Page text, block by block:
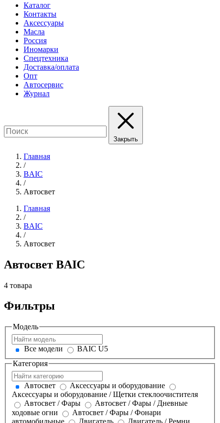
Каталог
Контакты
Аксессуары
Масла
Россия
Иномарки
Спецтехника
Доставка/оплата
Опт
Автосервис
Журнал
Закрыть
Главная
/
BAIC
/
Автосвет
Главная
/
BAIC
/
Автосвет
Автосвет BAIC
4 товара
Фильтры
Модель
Все модели
BAIC U5
Категория
Автосвет
Аксессуары и оборудование
Аксессуары и оборудование / Щетки стеклоочистителя
Автосвет / Фары
Автосвет / Фары / Дневные
ходовые огни
Автосвет / Фары / Фонари
автомобильные
Двигатель Двигатель / Ремни